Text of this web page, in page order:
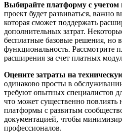
Выбирайте платформу с учетом
проект будет развиваться, важно
которая сможет поддержать
дополнительных затрат.
бесплатные базовые решения, но
функциональность. Рассмотрите
расширения за счет платных
Оцените затраты на
одинаково просты в
требуют опытных специалистов
что может существенно повлиять
платформы с развитым
документацией, чтобы
профессионалов.